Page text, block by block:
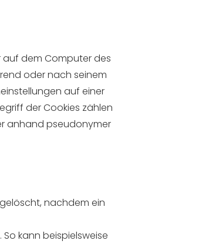
auf dem Computer des
oder nach seinem
auf einer
der Cookies zählen
anhand pseudonymer
nachdem ein
kann beispielsweise